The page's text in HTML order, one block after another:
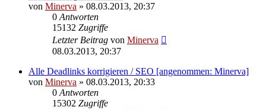
von Minerva » 08.03.2013, 20:37
0 Antworten
15132 Zugriffe
Letzter Beitrag von Minerva
08.03.2013, 20:37
Alle Deadlinks korrigieren / SEO [angenommen: Minerva]
von Minerva » 08.03.2013, 20:33
0 Antworten
15302 Zugriffe